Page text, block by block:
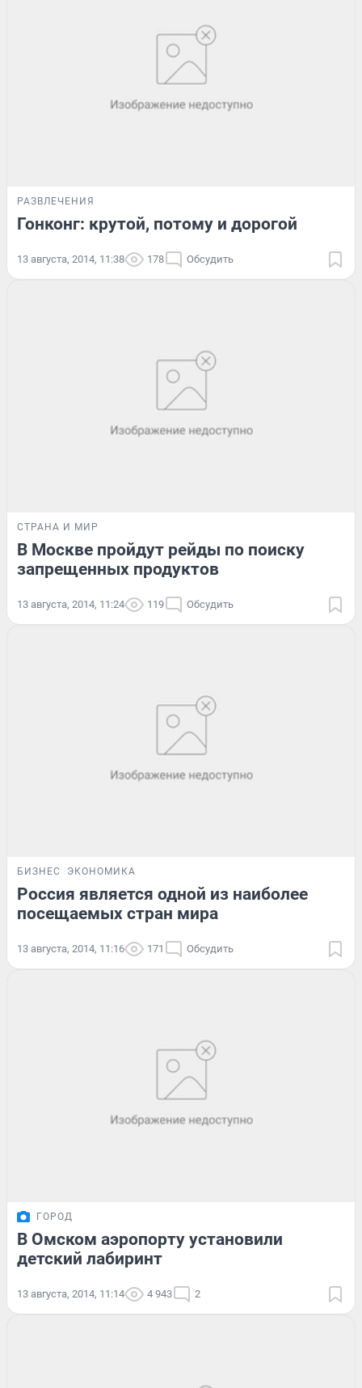
РАЗВЛЕЧЕНИЯ
Гонконг: крутой, потому и дорогой
13 августа, 2014, 11:38 178 Обсудить
СТРАНА И МИР
В Москве пройдут рейды по поиску
запрещенных продуктов
13 августа, 2014, 11:24 119 Обсудить
БИЗНЕС ЭКОНОМИКА
Россия является одной из наиболее
посещаемых стран мира
13 августа, 2014, 11:16 171 Обсудить
ГОРОД
В Омском аэропорту установили
детский лабиринт
13 августа, 2014, 11:14 4 943 2